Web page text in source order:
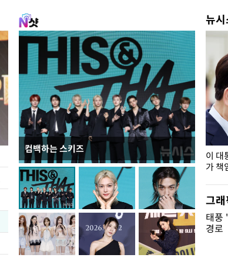
컴백하는 스키즈
뉴
지석천 뒤덮은 개구리밥
이 대
가 책
그
태풍
경로